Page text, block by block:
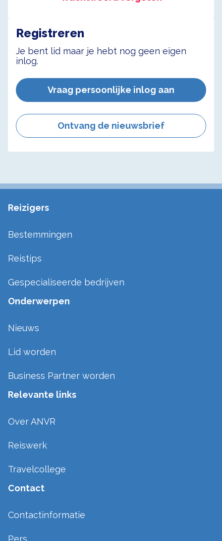
Registreren
Je bent lid maar je hebt nog geen eigen
inlog.
Vraag persoonlijke inlog aan
Ontvang de nieuwsbrief
Reizigers
Bestemmingen
Reistips
Gespecialiseerde bedrijven
Onderwerpen
Nieuws
Lid worden
Business Partner worden
Relevante links
Over ANVR
Reiswerk
Travelcollege
Contact
Contactinformatie
Pers